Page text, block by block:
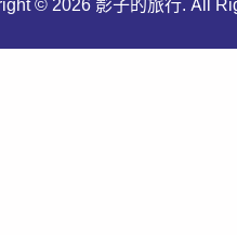
© 2026 影子的旅行. All